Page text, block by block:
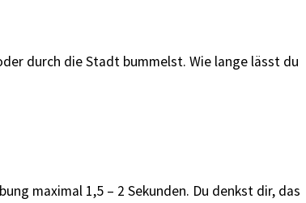
durch die Stadt bummelst. Wie lange lässt du
maximal 1,5 – 2 Sekunden. Du denkst dir, das